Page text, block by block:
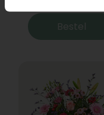
Bestel